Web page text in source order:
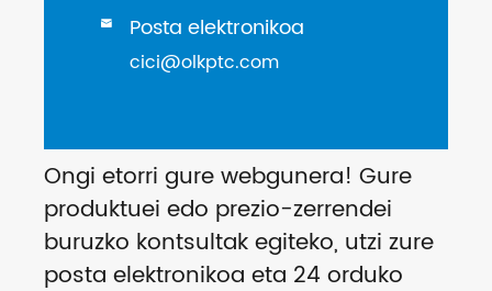
 Posta elektronikoa
cici@olkptc.com
Ongi etorri gure webgunera! Gure
produktuei edo prezio-zerrendei
buruzko kontsultak egiteko, utzi zure
posta elektronikoa eta 24 orduko